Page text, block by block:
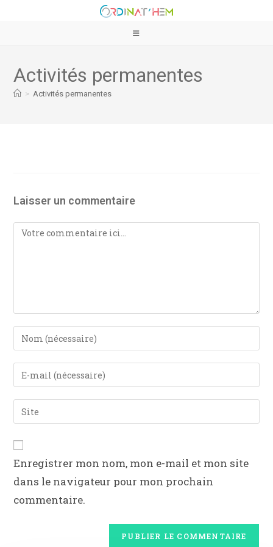
Activités permanentes
> Activités permanentes
Laisser un commentaire
Enregistrer mon nom, mon e-mail et mon site
dans le navigateur pour mon prochain
commentaire.